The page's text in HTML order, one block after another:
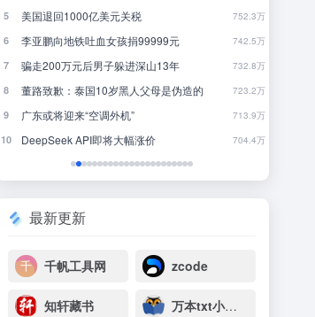
5 美国退回1000亿美元关税 752.3万
6 李亚鹏向地铁吐血女孩捐99999元 742.5万
7 骗走200万元后男子躲进深山13年 732.8万
8 董路致歉：泰国10岁黑人父母是伪造的 723.2万
9 广东或将迎来“空调外机” 713.9万
10 DeepSeek API即将大幅涨价 704.4万
最新更新
千帆工具网 zcode
知轩藏书 万本txt小说下载网